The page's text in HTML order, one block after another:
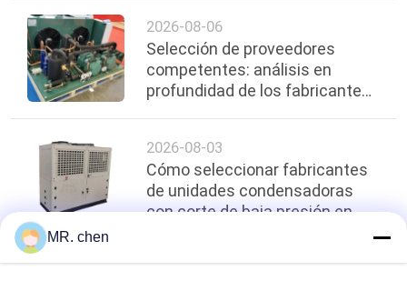
2026-08-06
Selección de proveedores
competentes: análisis en
profundidad de los fabricantes
2026-08-03
Cómo seleccionar fabricantes
de unidades condensadoras
con corte de baja presión en
MR. chen